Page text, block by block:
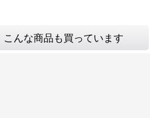
んな商品も買っています